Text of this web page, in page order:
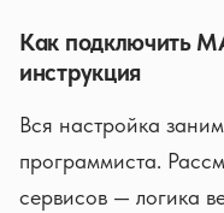
Как подключить
инструкция
Вся настройка
программиста.
сервисов — логика